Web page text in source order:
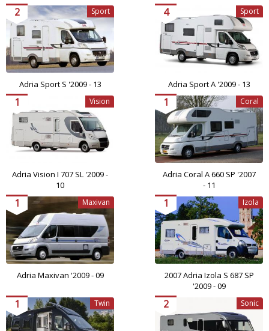
Adria Sport S '2009 - 13
2 Sport
Adria Sport A '2009 - 13
4 Sport
Adria Vision I 707 SL '2009 -
10
1 Vision
Adria Coral A 660 SP '2007
- 11
1 Coral
Adria Maxivan '2009 - 09
1 Maxivan
2007 Adria Izola S 687 SP
'2009 - 09
1 Izola
1 Twin 2 Sonic